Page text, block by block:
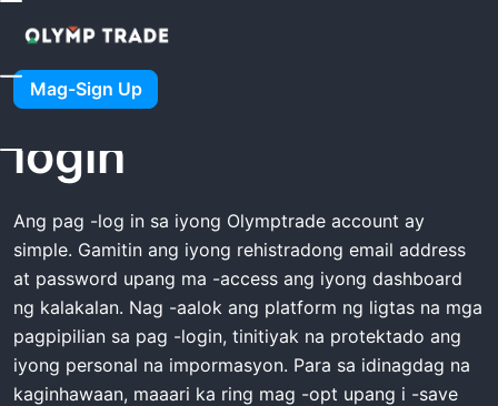
Mag-Sign Up
Tahanan Olymptrade Mag-Login
Olymptrade Mag-
login
Ang pag -log in sa iyong Olymptrade account ay
simple. Gamitin ang iyong rehistradong email address
at password upang ma -access ang iyong dashboard
ng kalakalan. Nag -aalok ang platform ng ligtas na mga
pagpipilian sa pag -login, tinitiyak na protektado ang
iyong personal na impormasyon. Para sa idinagdag na
kaginhawaan, maaari ka ring mag -opt upang i -save